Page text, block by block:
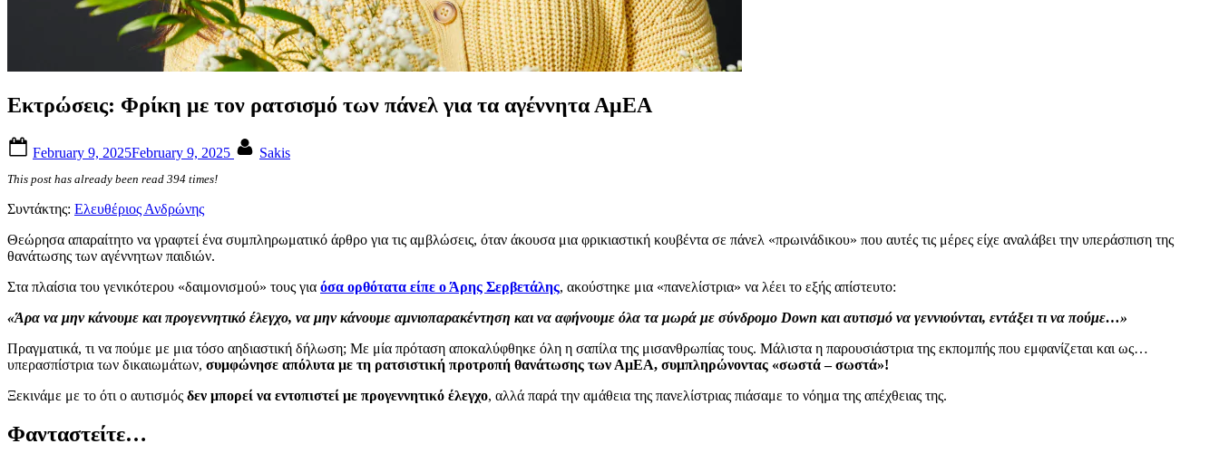
Εκτρώσεις: Φρίκη με τον ρατσισμό των πάνελ για τα αγέννητα ΑμΕΑ
on
February 9, 2025February 9, 2025 Sakis
This post has already been read 394 times!
Συντάκτης: Ελευθέριος Ανδρώνης
Θεώρησα απαραίτητο να γραφτεί ένα συμπληρωματικό άρθρο για τις αμβλώσεις, όταν άκουσα μια φρικιαστική κουβέντα σε πάνελ «πρωινάδικου» που αυτές τις μέρες είχε αναλάβει την υπεράσπιση της
θανάτωσης των αγέννητων παιδιών.
Στα πλαίσια του γενικότερου «δαιμονισμού» τους για όσα ορθότατα είπε ο Άρης Σερβετάλης, ακούστηκε μια «πανελίστρια» να λέει το εξής απίστευτο:
«Άρα να μην κάνουμε και προγεννητικό έλεγχο, να μην κάνουμε αμνιοπαρακέντηση και να αφήνουμε όλα τα μωρά με σύνδρομο Down και αυτισμό να γεννιούνται, εντάξει τι να πούμε…»
Πραγματικά, τι να πούμε με μια τόσο αηδιαστική δήλωση; Με μία πρόταση αποκαλύφθηκε όλη η σαπίλα της μισανθρωπίας τους. Μάλιστα η παρουσιάστρια της εκπομπής που εμφανίζεται και ως…
υπερασπίστρια των δικαιωμάτων, συμφώνησε απόλυτα με τη ρατσιστική προτροπή θανάτωσης των ΑμΕΑ, συμπληρώνοντας «σωστά – σωστά»!
Ξεκινάμε με το ότι ο αυτισμός δεν μπορεί να εντοπιστεί με προγεννητικό έλεγχο, αλλά παρά την αμάθεια της πανελίστριας πιάσαμε το νόημα της απέχθειας της.
Φανταστείτε…